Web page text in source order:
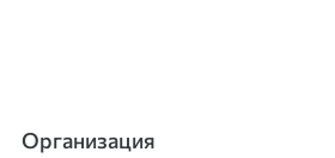
Организация